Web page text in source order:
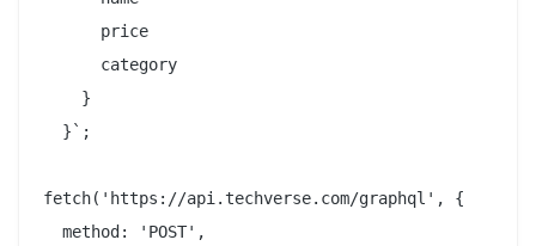
      price
      category
    }
  }`;
fetch('https://api.techverse.com/graphql', {
  method: 'POST',